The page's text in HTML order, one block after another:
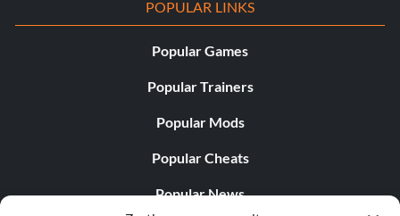
POPULAR LINKS
Popular Games
Popular Trainers
Popular Mods
Popular Cheats
Popular News